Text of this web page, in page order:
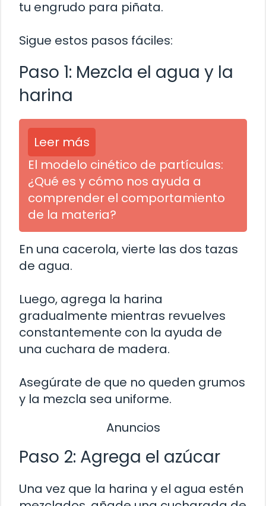
tu engrudo para piñata.
Sigue estos pasos fáciles:
Paso 1: Mezcla el agua y la
harina
Leer más
El modelo cinético de partículas:
¿Qué es y cómo nos ayuda a
comprender el comportamiento
de la materia?
En una cacerola, vierte las dos tazas
de agua.
Luego, agrega la harina
gradualmente mientras revuelves
constantemente con la ayuda de
una cuchara de madera.
Asegúrate de que no queden grumos
y la mezcla sea uniforme.
Anuncios
Paso 2: Agrega el azúcar
Una vez que la harina y el agua estén